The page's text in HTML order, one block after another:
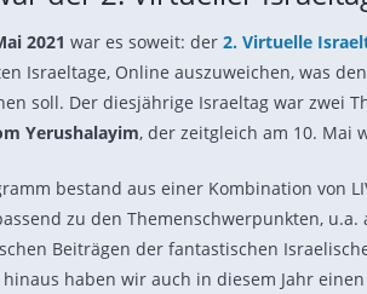
2021 war es soweit: der 2. Virtuelle
Israeltage, Online auszuweichen, was
soll. Der diesjährige Israeltag war zwei
Yerushalayim, der zeitgleich am 10. Mai
bestand aus einer Kombination von
zu den Themenschwerpunkten,
Beiträgen der fantastischen
haben wir auch in diesem Jahr einen